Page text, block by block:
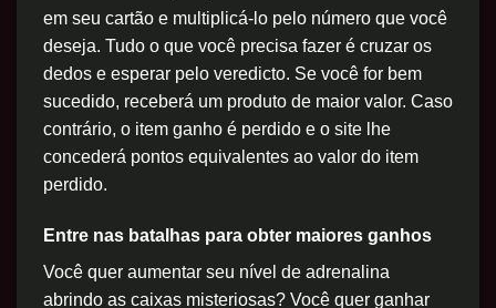
em seu cartão e multiplicá-lo pelo número que você
deseja. Tudo o que você precisa fazer é cruzar os
dedos e esperar pelo veredicto. Se você for bem
sucedido, receberá um produto de maior valor. Caso
contrário, o item ganho é perdido e o site lhe
concederá pontos equivalentes ao valor do item
perdido.
Entre nas batalhas para obter maiores ganhos
Você quer aumentar seu nível de adrenalina
abrindo as caixas misteriosas? Você quer ganhar